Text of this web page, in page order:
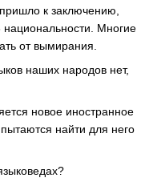
пришло к заключению,
Многие
от вымирания.
наших народов нет,
новое иностранное
найти для него